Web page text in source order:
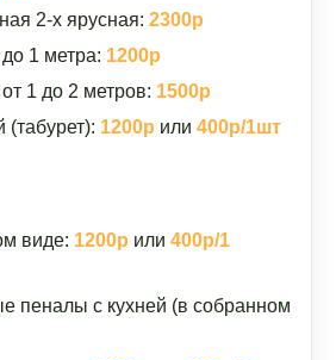
2-х ярусная: 2300р
1 метра: 1200р
1 до 2 метров: 1500р
1200р или 400р/1шт
виде: 1200р или 400р/1
пеналы с кухней (в собранном